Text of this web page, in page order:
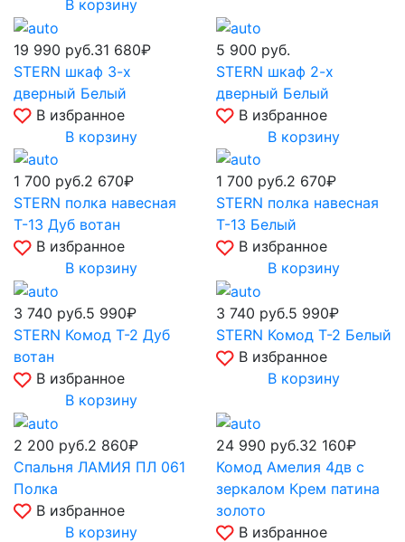
В корзину
19 990 руб.31 680₽
STERN шкаф 3-х
дверный Белый
В избранное
В корзину
5 900 руб.
STERN шкаф 2-х
дверный Белый
В избранное
В корзину
1 700 руб.2 670₽
STERN полка навесная
Т-13 Дуб вотан
В избранное
В корзину
1 700 руб.2 670₽
STERN полка навесная
Т-13 Белый
В избранное
В корзину
3 740 руб.5 990₽
STERN Комод Т-2 Дуб
вотан
В избранное
В корзину
3 740 руб.5 990₽
STERN Комод Т-2 Белый
В избранное
В корзину
2 200 руб.2 860₽
Спальня ЛАМИЯ ПЛ 061
Полка
В избранное
В корзину
24 990 руб.32 160₽
Комод Амелия 4дв с
зеркалом Крем патина
золото
В избранное